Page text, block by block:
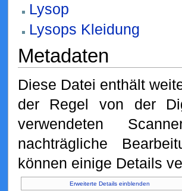
Lysop
Lysops Kleidung
Metadaten
Diese Datei enthält
der Regel von der
verwendeten
nachträgliche
können einige Details
Erweiterte Details einblenden